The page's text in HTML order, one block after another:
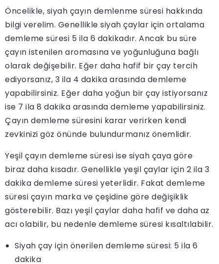
Öncelikle, siyah çayın demlenme süresi hakkında
bilgi verelim. Genellikle siyah çaylar için ortalama
demleme süresi 5 ila 6 dakikadır. Ancak bu süre
çayın istenilen aromasına ve yoğunluğuna bağlı
olarak değişebilir. Eğer daha hafif bir çay tercih
ediyorsanız, 3 ila 4 dakika arasında demleme
yapabilirsiniz. Eğer daha yoğun bir çay istiyorsanız
ise 7 ila 8 dakika arasında demleme yapabilirsiniz.
Çayın demleme süresini karar verirken kendi
zevkinizi göz önünde bulundurmanız önemlidir.
Yeşil çayın demleme süresi ise siyah çaya göre
biraz daha kısadır. Genellikle yeşil çaylar için 2 ila 3
dakika demleme süresi yeterlidir. Fakat demleme
süresi çayın marka ve çeşidine göre değişiklik
gösterebilir. Bazı yeşil çaylar daha hafif ve daha az
acı olabilir, bu nedenle demleme süresi kısaltılabilir.
Siyah çay için önerilen demleme süresi: 5 ila 6
dakika